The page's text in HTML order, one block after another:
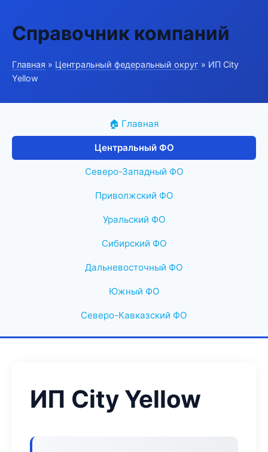
Справочник компаний
Главная » Центральный федеральный округ » ИП City
Yellow
🏠 Главная
Центральный ФО
Северо-Западный ФО
Приволжский ФО
Уральский ФО
Сибирский ФО
Дальневосточный ФО
Южный ФО
Северо-Кавказский ФО
ИП City Yellow